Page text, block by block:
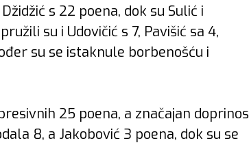
s 22 poena, dok su Sulić i
su i Udovičić s 7, Pavišić sa 4,
su se istaknule borbenošću i
25 poena, a značajan doprinos
8, a Jakobović 3 poena, dok su se